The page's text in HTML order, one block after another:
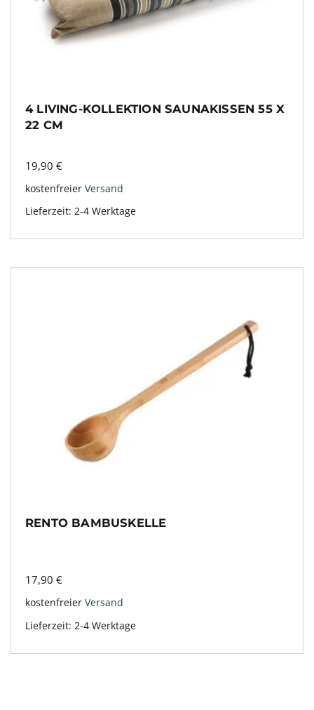
4 LIVING-KOLLEKTION SAUNAKISSEN 55 X
22 CM
19,90 €
kostenfreier Versand
Lieferzeit: 2-4 Werktage
RENTO BAMBUSKELLE
17,90 €
kostenfreier Versand
Lieferzeit: 2-4 Werktage